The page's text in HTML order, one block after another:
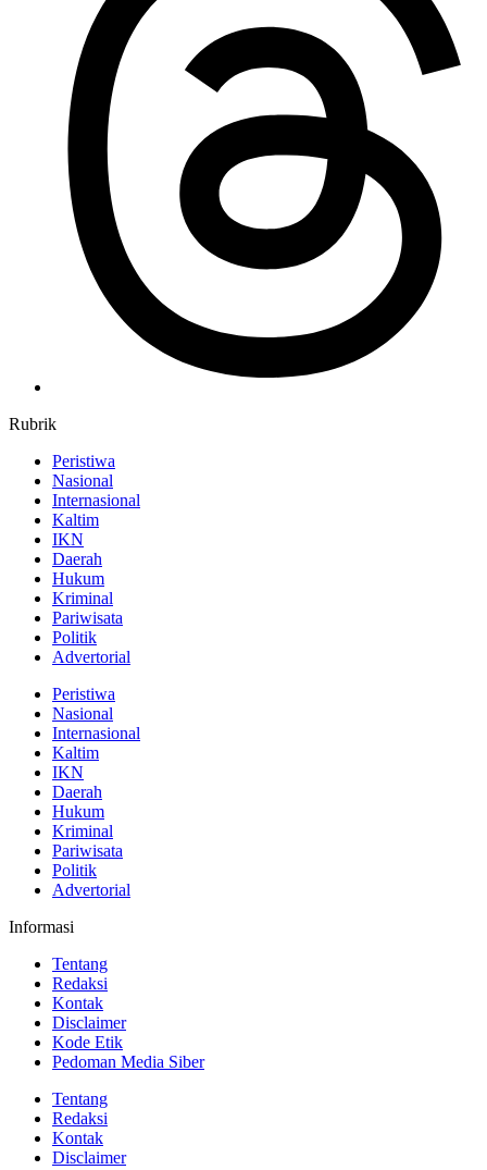
Rubrik
Peristiwa
Nasional
Internasional
Kaltim
IKN
Daerah
Hukum
Kriminal
Pariwisata
Politik
Advertorial
Peristiwa
Nasional
Internasional
Kaltim
IKN
Daerah
Hukum
Kriminal
Pariwisata
Politik
Advertorial
Informasi
Tentang
Redaksi
Kontak
Disclaimer
Kode Etik
Pedoman Media Siber
Tentang
Redaksi
Kontak
Disclaimer